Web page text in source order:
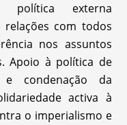
externa
relações com todos
nos assuntos
Apoio à política de
e condenação da
activa à
o imperialismo e